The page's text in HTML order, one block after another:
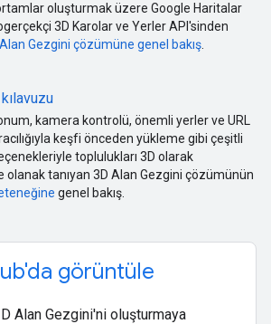
oluşturmak üzere Google Haritalar
3D Karolar ve Yerler API'sinden
Gezgini çözümüne genel bakış
kamera kontrolü, önemli yerler ve URL
keşfi önceden yükleme gibi çeşitli
toplulukları 3D olarak
olanak tanıyan 3D Alan Gezgini çözümünün
genel bakış.
görüntüle
Alan Gezgini'ni oluşturmaya